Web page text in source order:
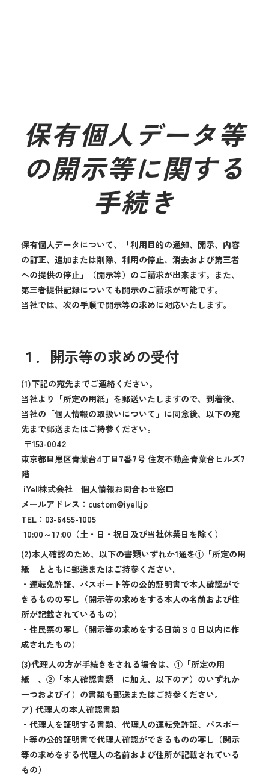
保有個人データ等
の開示等に関する
手続き
保有個人データについて、「利用目的の通知、開示、内容
の訂正、追加または削除、利用の停止、消去および第三者
への提供の停止」（開示等）のご請求が出来ます。また、
第三者提供記録についても開示のご請求が可能です。
当社では、次の手順で開示等の求めに対応いたします。
１．開示等の求めの受付
(1)下記の宛先までご連絡ください。
当社より「所定の用紙」を郵送いたしますので、到着後、
当社の「個人情報の取扱いについて」に同意後、以下の宛
先まで郵送またはご持参ください。
〒153-0042
東京都目黒区青葉台4丁目7番7号 住友不動産青葉台ヒルズ7
階
iYell株式会社 個人情報お問合わせ窓口
メールアドレス：custom@iyell.jp
TEL：03-6455-1005
10:00～17:00（土・日・祝日及び当社休業日を除く）
(2)本人確認のため、以下の書類いずれか1通を①「所定の用
紙」とともに郵送またはご持参ください。
・運転免許証、パスポート等の公的証明書で本人確認がで
きるものの写し（開示等の求めをする本人の名前および住
所が記載されているもの）
・住民票の写し（開示等の求めをする日前３０日以内に作
成されたもの）
(3)代理人の方が手続きをされる場合は、①「所定の用
紙」、②「本人確認書類」に加え、以下のア）のいずれか
一つおよびイ）の書類も郵送またはご持参ください。
ア) 代理人の本人確認書類
・代理人を証明する書類、代理人の運転免許証、パスポー
ト等の公的証明書で代理人確認ができるものの写し（開示
等の求めをする代理人の名前および住所が記載されている
もの）